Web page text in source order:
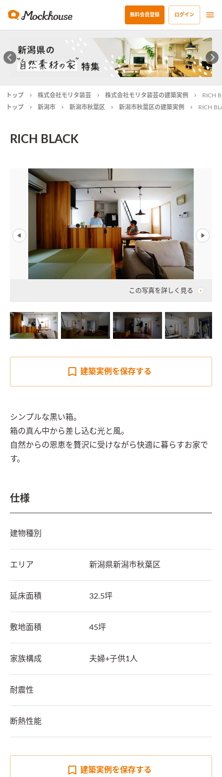
無料会員登録 ログイン
トップ 株式会社モリタ装芸 株式会社モリタ装芸の建築実例
RICH
トップ
新潟市 新潟市秋葉区 新潟市秋葉区の建築実例 RICH
RICH BLACK
この写真を詳しく見る
建築実例を保存する
シンプルな黒い箱。
箱の真ん中から差し込む光と風。
自然からの恩恵を贅沢に受けながら快適に暮らすお家で
す。
仕様
建物種別
エリア 新潟県新潟市秋葉区
延床面積 32.5坪
敷地面積 45坪
家族構成 夫婦+子供1人
耐震性
断熱性能
建築実例を保存する